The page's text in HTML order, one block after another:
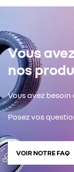
Vous
nos
Vous avez besoin
Posez vos
VOIR NOTRE FAQ